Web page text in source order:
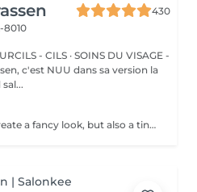
430
8010
- CILS · SOINS DU VISAGE -
Not only mascara helps to create a fancy look, but also a tinting of your lashes! How is the lashes tinting done? - lashes are washed - eye cream is applied - the tape and patches are applied - tinting - the tape and patches are removed Age restrictions: recommended to do from 14 years. Post procedure recommendations: do not wet eyelashes 24 hours after the procedure. Frequency: once in 2-3 weeks.